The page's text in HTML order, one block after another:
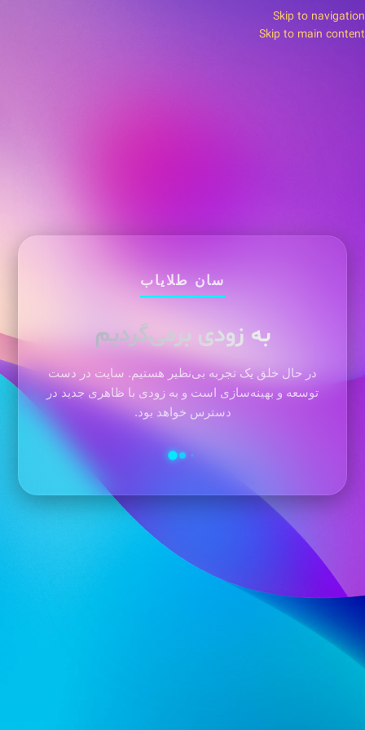
Skip to navigation
Skip to main content
سان طلایاب
به زودی برمی‌گردیم
در حال خلق یک تجربه بی‌نظیر هستیم. سایت در دست
توسعه و بهینه‌سازی است و به زودی با ظاهری جدید در
دسترس خواهد بود.